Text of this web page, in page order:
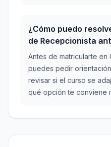
¿Cómo puedo
de Recepcionista
Antes de matricularte en
puedes pedir
revisar si el curso se
qué opción te conviene